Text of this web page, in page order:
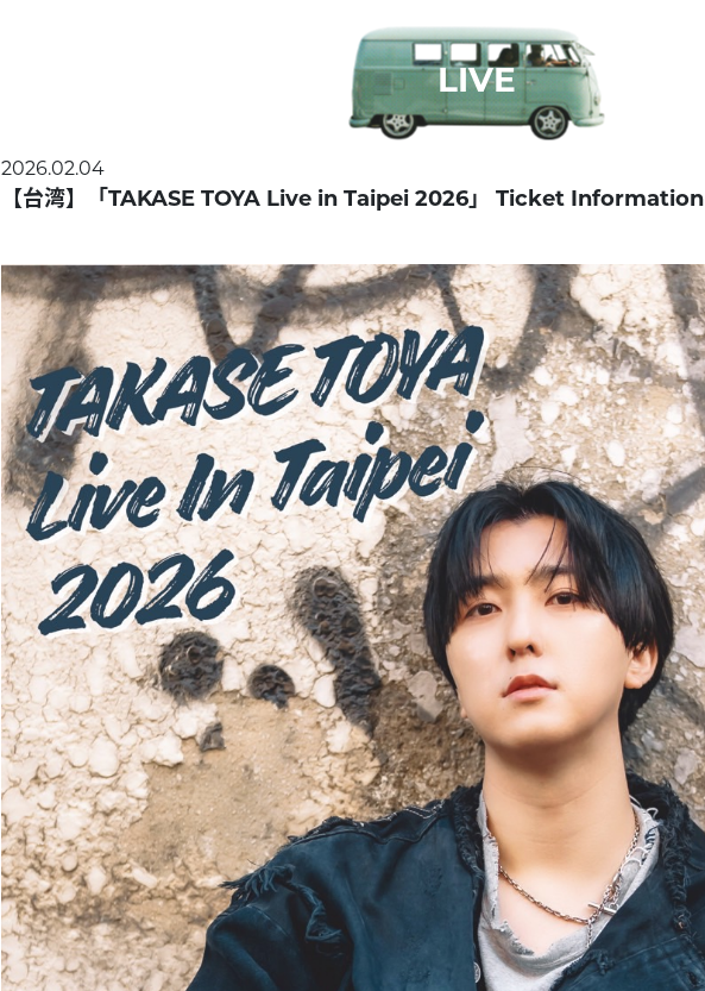
LIVE
2026.02.04
【台湾】「TAKASE TOYA Live in Taipei 2026」 Ticket Information